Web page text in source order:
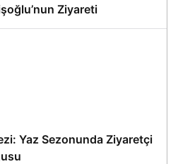
Ziyareti
Yaz Sezonunda Ziyaretçi